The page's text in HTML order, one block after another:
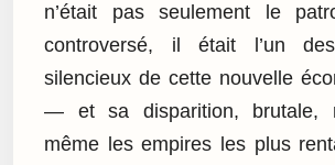
n’était pas seulement le
controversé, il était l’un
silencieux de cette nouvelle
— et sa disparition, brutale,
même les empires les plus